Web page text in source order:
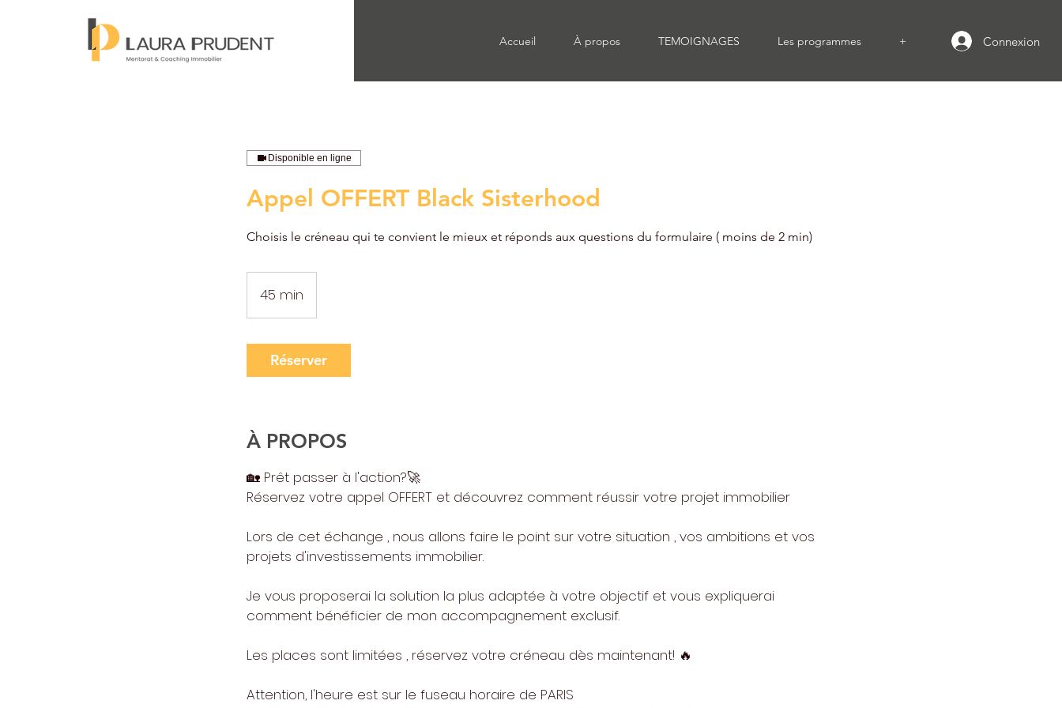
Accueil À propos TEMOIGNAGES Les programmes + Connexion
Disponible en ligne
Appel OFFERT Black Sisterhood
Choisis le créneau qui te convient le mieux et réponds aux questions du formulaire ( moins de 2 min)
45 min
5
i
n
Réserver
À PROPOS
🏡​ Prêt passer à l'action?🚀​
Réservez votre appel OFFERT et découvrez comment réussir votre projet immobilier
Lors de cet échange , nous allons faire le point sur votre situation , vos ambitions et vos
projets d'investissements immobilier.
Je vous proposerai la solution la plus adaptée à votre objectif et vous expliquerai
comment bénéficier de mon accompagnement exclusif.
Les places sont limitées , réservez votre créneau dès maintenant! 🔥​
Attention, l'heure est sur le fuseau horaire de PARIS